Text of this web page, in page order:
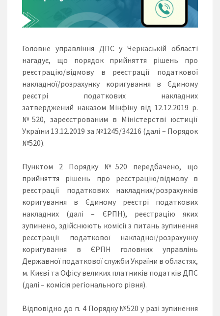
Головне управління ДПС у Черкаській області
нагадує, що порядок прийняття рішень про
реєстрацію/відмову в реєстрації податкової
накладної/розрахунку коригування в Єдиному
реєстрі податкових накладних
затверджений наказом Мінфіну від 12.12.2019 р.
№520, зареєстрованим в Міністерстві юстиції
України 13.12.2019 за №1245/34216 (далі – Порядок
№520).
Пунктом 2 Порядку №520 передбачено, що
прийняття рішень про реєстрацію/відмову в
реєстрації податкових накладних/розрахунків
коригування в Єдиному реєстрі податкових
накладних (далі – ЄРПН), реєстрацію яких
зупинено, здійснюють комісії з питань зупинення
реєстрації податкової накладної/розрахунку
коригування в ЄРПН головних управлінь
Державної податкової служби України в областях,
м. Києві та Офісу великих платників податків ДПС
(далі – комісія регіонального рівня).
Відповідно до п. 4 Порядку №520 у разі зупинення